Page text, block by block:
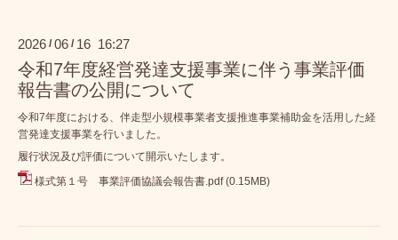
2026 / 06 / 16 16:27
令和7年度経営発達支援事業に伴う事業評価
報告書の公開について
令和7年度における、伴走型小規模事業者支援推進事業補助金を活用した経
営発達支援事業を行いました。
履行状況及び評価について開示いたします。
様式第１号 事業評価協議会報告書.pdf (0.15MB)